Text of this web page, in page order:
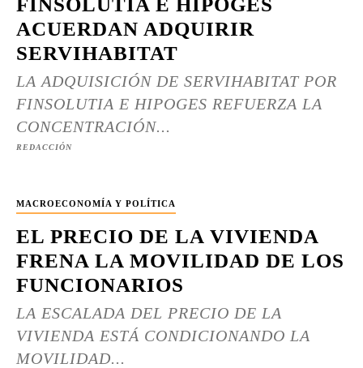
FINSOLUTIA E HIPOGES
ACUERDAN ADQUIRIR
SERVIHABITAT
LA ADQUISICIÓN DE SERVIHABITAT POR
FINSOLUTIA E HIPOGES REFUERZA LA
CONCENTRACIÓN...
REDACCIÓN
MACROECONOMÍA Y POLÍTICA
EL PRECIO DE LA VIVIENDA
FRENA LA MOVILIDAD DE LOS
FUNCIONARIOS
LA ESCALADA DEL PRECIO DE LA
VIVIENDA ESTÁ CONDICIONANDO LA
MOVILIDAD...